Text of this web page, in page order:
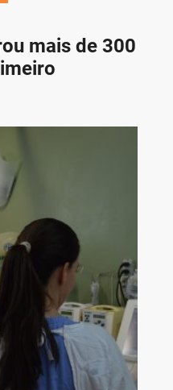
mais de 300